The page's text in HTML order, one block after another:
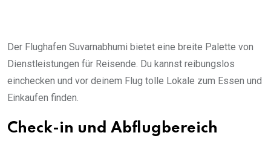
Der Flughafen Suvarnabhumi bietet eine breite Palette von
Dienstleistungen für Reisende. Du kannst reibungslos
einchecken und vor deinem Flug tolle Lokale zum Essen und
Einkaufen finden.
Check-in und Abflugbereich